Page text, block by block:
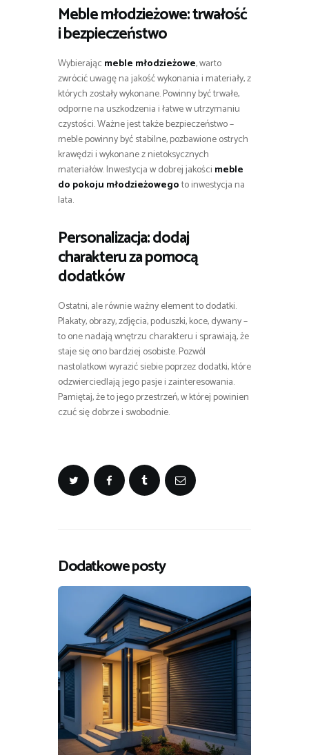
Meble młodzieżowe: trwałość
i bezpieczeństwo
Wybierając meble młodzieżowe, warto
zwrócić uwagę na jakość wykonania i materiały, z
których zostały wykonane. Powinny być trwałe,
odporne na uszkodzenia i łatwe w utrzymaniu
czystości. Ważne jest także bezpieczeństwo –
meble powinny być stabilne, pozbawione ostrych
krawędzi i wykonane z nietoksycznych
materiałów. Inwestycja w dobrej jakości meble
do pokoju młodzieżowegoto inwestycja na
lata.
Personalizacja: dodaj
charakteru za pomocą
dodatków
Ostatni, ale równie ważny element to dodatki.
Plakaty, obrazy, zdjęcia, poduszki, koce, dywany –
to one nadają wnętrzu charakteru i sprawiają, że
staje się ono bardziej osobiste. Pozwól
nastolatkowi wyrazić siebie poprzez dodatki, które
odzwierciedlają jego pasje i zainteresowania.
Pamiętaj, że to jego przestrzeń, w której powinien
czuć się dobrze i swobodnie.
Dodatkowe posty